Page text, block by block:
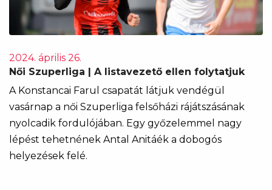
2024. április 26.
Női Szuperliga | A listavezető ellen folytatjuk
A Konstancai Farul csapatát látjuk vendégül
vasárnap a női Szuperliga felsőházi rájátszásának
nyolcadik fordulójában. Egy győzelemmel nagy
lépést tehetnének Antal Anitáék a dobogós
helyezések felé.